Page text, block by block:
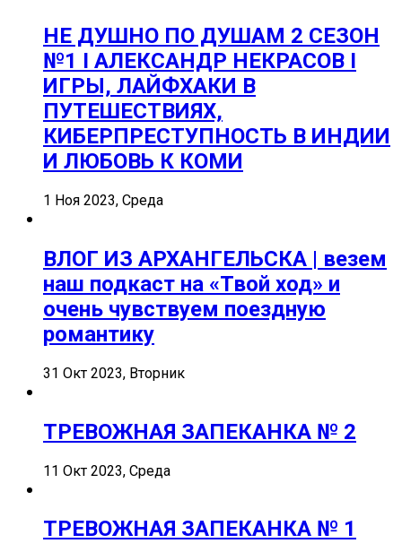
НЕ ДУШНО ПО ДУШАМ 2 СЕЗОН
№1 I АЛЕКСАНДР НЕКРАСОВ I
ИГРЫ, ЛАЙФХАКИ В
ПУТЕШЕСТВИЯХ,
КИБЕРПРЕСТУПНОСТЬ В ИНДИИ
И ЛЮБОВЬ К КОМИ
1 Ноя 2023, Среда
ВЛОГ ИЗ АРХАНГЕЛЬСКА | везем
наш подкаст на «Твой ход» и
очень чувствуем поездную
романтику
31 Окт 2023, Вторник
ТРЕВОЖНАЯ ЗАПЕКАНКА № 2
11 Окт 2023, Среда
ТРЕВОЖНАЯ ЗАПЕКАНКА № 1